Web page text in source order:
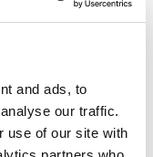
and ads, to
our traffic.
use of our site with
of andere
artsen in
Cubaanse
Cuba heeft
hen niet in de